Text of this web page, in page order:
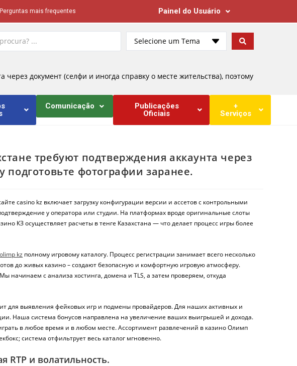
Perguntas mais frequentes Painel do Usuário
Selecione um Tema
документ (селфи и иногда справку о месте жительства), поэтому
Comunicação
Publicações
Oficiais
+
Serviços
требуют подтверждения аккаунта через
подготовьте фотографии заранее.
casino kz включает загрузку конфигурации версии и ассетов с контрольными
у оператора или студии. На платформах вроде оригинальные слоты
КЗ осуществляет расчеты в тенге Казахстана — что делает процесс игры более
olimp kz полному игровому каталогу. Процесс регистрации занимает всего несколько
до живых казино – создают безопасную и комфортную игровую атмосферу.
начинаем с анализа хостинга, домена и TLS, а затем проверяем, откуда
для выявления фейковых игр и подмены провайдеров. Для наших активных и
Наша система бонусов направлена на увеличение ваших выигрышей и дохода.
в любое время и в любом месте. Ассортимент развлечений в казино Олимп
система отфильтрует весь каталог мгновенно.
RTP и волатильность.